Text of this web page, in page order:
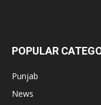
POPULAR
Punjab
News